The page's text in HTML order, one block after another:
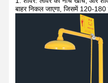
बाहर निकल जाएगा, जिसमें 120-180